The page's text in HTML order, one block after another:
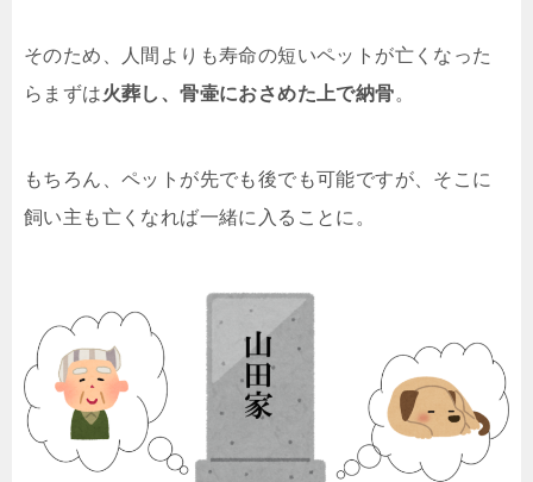
そのため、人間よりも寿命の短いペットが亡くなった
らまずは火葬し、骨壷におさめた上で納骨。
もちろん、ペットが先でも後でも可能ですが、そこに
飼い主も亡くなれば一緒に入ることに。